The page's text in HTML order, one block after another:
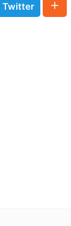
Twitter